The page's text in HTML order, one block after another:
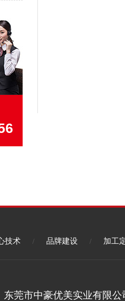
技术 / 品牌建设 / 加工
东莞市中豪优美实业有限公